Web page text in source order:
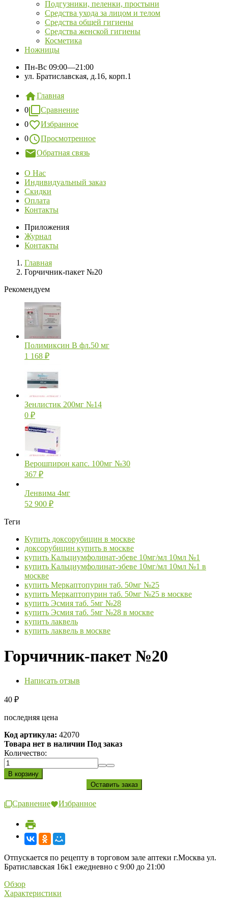
Подгузники, пеленки, простыни
Средства ухода за лицом и телом
Средства общей гигиены
Средства женской гигиены
Косметика
Ножницы
Пн-Вс 09:00—21:00
ул. Братиславская, д.16, корп.1
Главная
0
Сравнение
0
Избранное
0
Просмотренное
Обратная связь
О Нас
Индивидуальный заказ
Скидки
Оплата
Контакты
Приложения
Журнал
Контакты
Главная
Горчичник-пакет №20
Рекомендуем
Полимиксин В фл.50 мг
1 168 ₽
Зенлистик 200мг №14
0 ₽
Верошпирон капс. 100мг №30
367 ₽
Ленвима 4мг
52 900 ₽
Теги
Купить доксорубицин в москве
доксорубицин купить в москве
купить Кальциумфолинат-эбеве 10мг/мл 10мл №1
купить Кальциумфолинат-эбеве 10мг/мл 10мл №1 в
москве
купить Меркаптопурин таб. 50мг №25
купить Меркаптопурин таб. 50мг №25 в москве
купить Эсмия таб. 5мг №28
купить Эсмия таб. 5мг №28 в москве
купить лаквель
купить лаквель в москве
Горчичник-пакет №20
Написать отзыв
40 ₽
последняя цена
Код артикула: 42070
Товара нет в наличии Под заказ
Количество:
Сравнение Избранное
Отпускается по рецепту в торговом зале аптеки г.Москва ул.
Братиславская 16к1 ежедневно с 9:00 до 21:00
Обзор
Характеристики